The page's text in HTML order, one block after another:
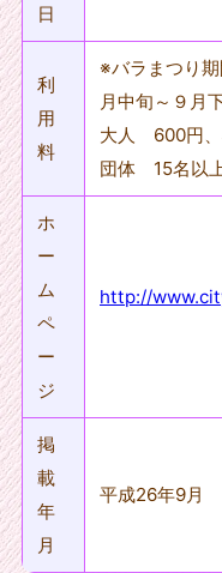
日
利
用
料
※バラまつり
月中旬～９月下
大人 600円
団体 15名以
ホ
ー
ム
ペ
ー
ジ
http://
掲
載
年
月
平成26年9月